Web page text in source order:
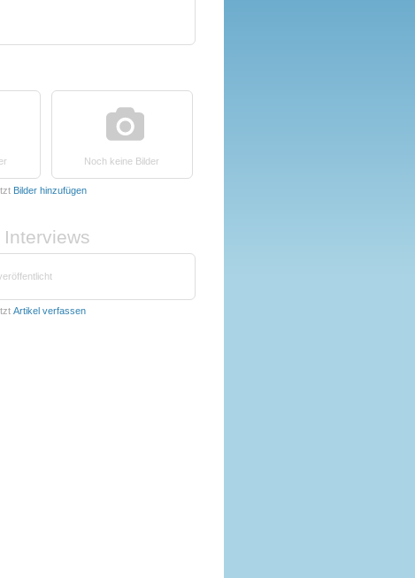
Noch keine Bilder
Bilder hinzufügen
Artikel verfassen